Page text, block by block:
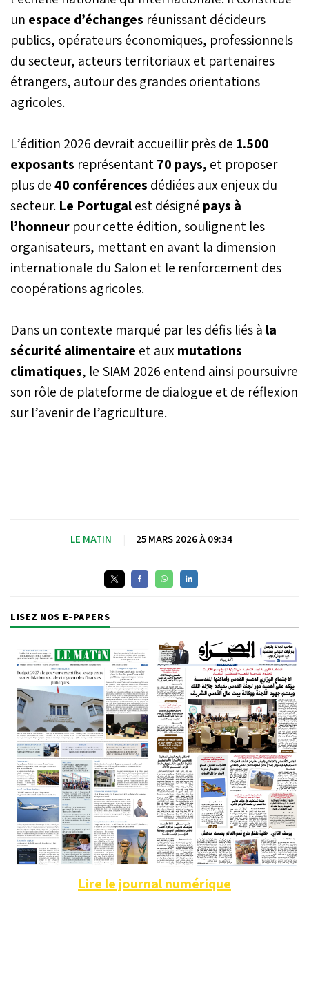
Startups, entrepreneurs et
à démontrer, au SIAM
2026, la valeur de leurs
innovations devant
professionnels,
au 9 mars 2026.
un espace d’échanges réunissant décideurs
publics, opérateurs économiques, professionnels
du secteur, acteurs territoriaux et partenaires
étrangers, autour des grandes orientations
agricoles.
L’édition 2026 devrait accueillir près de 1.500
exposants représentant70 pays, et proposer
plus de40 conférences dédiées aux enjeux du
secteur. Le Portugalest désigné pays à
l’honneur pour cette édition, soulignent les
organisateurs, mettant en avant la dimension
internationale du Salon et le renforcement des
coopérations agricoles.
Dans un contexte marqué par les défis liés à la
sécurité alimentaire et auxmutations
climatiques, le SIAM 2026 entend ainsi poursuivre
son rôle de plateforme de dialogue et de réflexion
sur l’avenir de l’agriculture.
LE MATIN 25 MARS 2026 À 09:34
LISEZ NOS E-PAPERS
Lire le journal numérique